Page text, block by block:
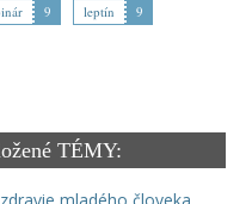
9 leptín
9
TÉMY: